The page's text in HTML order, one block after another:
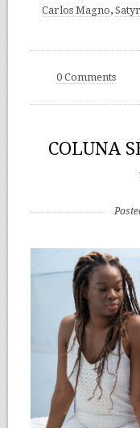
Carlos Magno,
0 Comments
COLUNA